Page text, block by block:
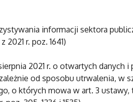
informacji sektora
r. poz. 1641)
2021 r. o otwartych
od sposobu utrwalenia,
o których mowa w art. 3